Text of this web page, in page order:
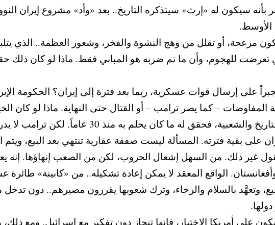
بأنه سيكون له «إرث» سيتذكره التاريخ.. بعد «وأد» مشروع إيران
مزعجة، أو تقلل من وهج النشوة والفخر، وشعور العظمة.. الذي
تعرضت للهجوم، وأن ما تم ضربه هو المباني فقط. ماذا لو كان ذلك
على إرسال قوات عسكرية، ربما بعد فترة إلى إيران؟ الحكومة
– كما يصر ترامب – أو القتال حتى النهاية. ماذا لو كان
نجح نتنياهو في «إغراء» ترامب بالتاريخ
على بقية فترته. المسألة ليست صفقة عقارية تنتهي بعد البيع، ويتم
تقول غير ذلك. من السهل إشعال الحروب، لكن من الصعب إنهاؤها. إنه
الواقع المعقد لا يمكن إعادة تشكيله.. من «كابينة» طائرة
وتعهَّد بالسلام والرخاء، وترك شعوبها يقررون مصيرهم.. دون تدخل
على أمريكا الاختيار، فإنها تنحاز دون تفكير مع إسرائيل. ومع